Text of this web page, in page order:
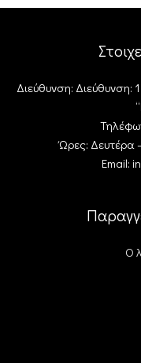
Διεύθυνση: Διεύθυνση:
Ώρες: Δευτέρα
Email:
Ο